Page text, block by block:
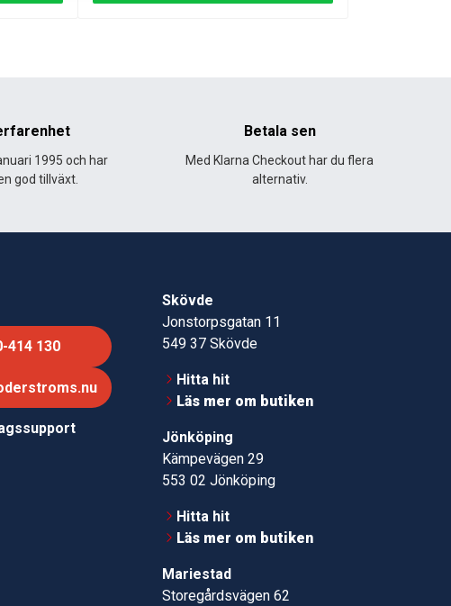
1995 och har
god tillväxt.
Betala sen
Med Klarna Checkout har du flera
alternativ.
414 130
Skövde
Jonstorpsgatan 11
549 37 Skövde
Hitta hit
Läs mer om butiken
Jönköping
Kämpevägen 29
553 02 Jönköping
Hitta hit
Läs mer om butiken
Mariestad
Storegårdsvägen 62